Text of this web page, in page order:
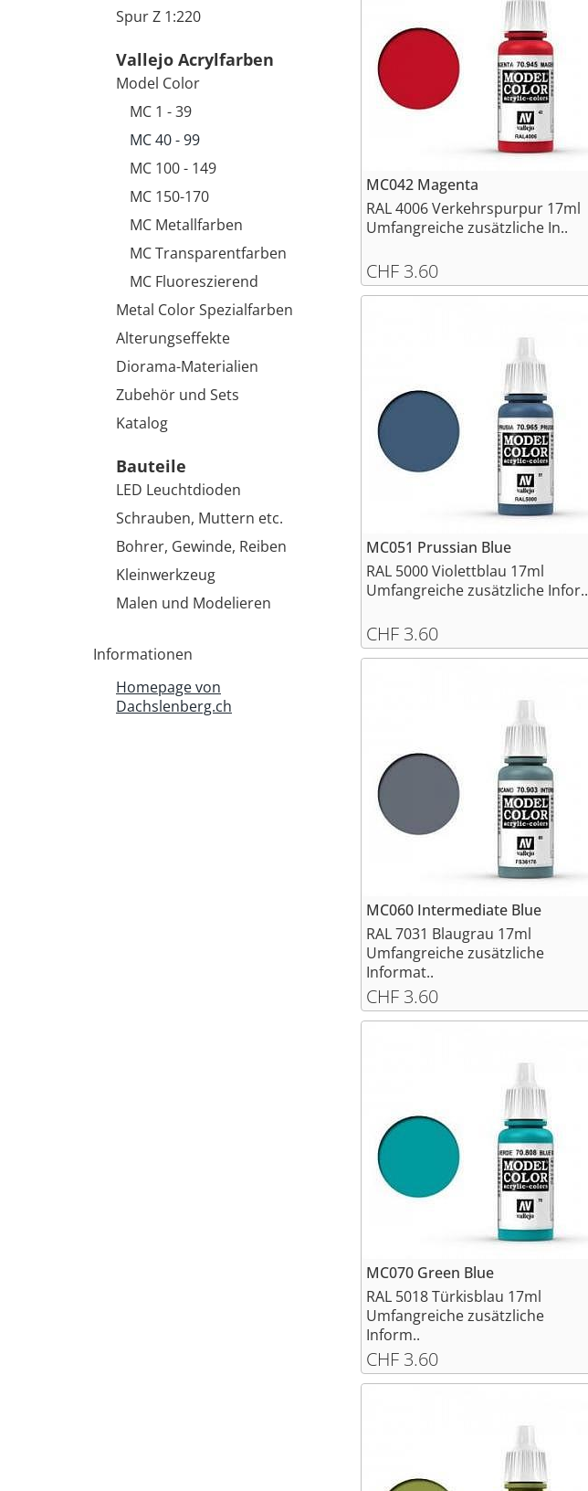
MC042 Magenta
RAL 4006 Verkehrspurpur 17ml
Umfangreiche zusätzliche In..
CHF 3.60
MC051 Prussian Blue
RAL 5000 Violettblau 17ml
Umfangreiche zusätzliche Infor..
CHF 3.60
MC060 Intermediate Blue
RAL 7031 Blaugrau 17ml
Umfangreiche zusätzliche
Informat..
CHF 3.60
MC070 Green Blue
RAL 5018 Türkisblau 17ml
Umfangreiche zusätzliche
Inform..
CHF 3.60
Spur Z 1:220
Vallejo Acrylfarben
Model Color
MC 1 - 39
MC 40 - 99
MC 100 - 149
MC 150-170
MC Metallfarben
MC Transparentfarben
MC Fluoreszierend
Metal Color Spezialfarben
Alterungseffekte
Diorama-Materialien
Zubehör und Sets
Katalog
Bauteile
LED Leuchtdioden
Schrauben, Muttern etc.
Bohrer, Gewinde, Reiben
Kleinwerkzeug
Malen und Modelieren
Informationen
Homepage von
Dachslenberg.ch